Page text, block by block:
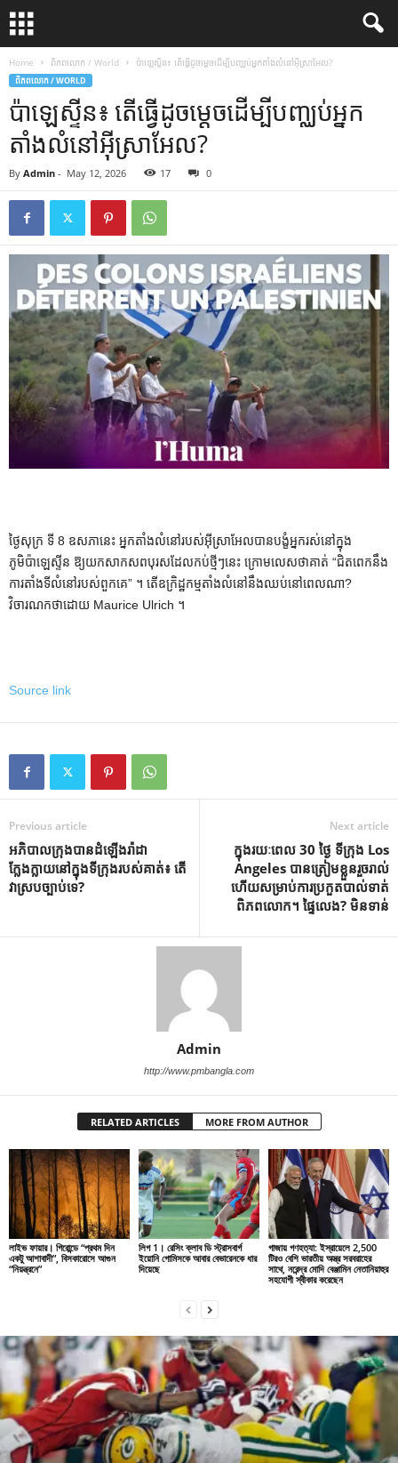
Home ពិភពលោក / World ប៉ាឡេស្ទីន៖ តើធ្វើដូចម្តេចដើម្បីបញ្ឈប់អ្នកតាំងលំនៅអ៊ីស្រាអែល?
ពិភពលោក / WORLD
ប៉ាឡេស្ទីន៖ តើធ្វើដូចម្តេចដើម្បីបញ្ឈប់អ្នក
តាំងលំនៅអ៊ីស្រាអែល?
By Admin - May 12, 2026 17 0
ថ្ងៃសុក្រ ទី 8 ឧសភានេះ អ្នកតាំងលំនៅរបស់អ៊ីស្រាអែលបានបង្ខំអ្នករស់នៅក្នុង
ភូមិប៉ាឡេស្ទីន ឱ្យយកសាកសពបុរសដែលកប់ថ្មីៗនេះ ក្រោមលេសថាគាត់ “ជិតពេកនឹង
ការតាំងទីលំនៅរបស់ពួកគេ” ។ តើ​ឧក្រិដ្ឋកម្ម​តាំង​លំនៅ​នឹង​ឈប់​នៅ​ពេល​ណា?
វិចារណកថាដោយ Maurice Ulrich ។
Source link
Previous article
អភិបាលក្រុង​បាន​ដំឡើង​រ៉ាដា​
ក្លែងក្លាយ​នៅក្នុង​ទីក្រុង​របស់គាត់៖ តើ​
វា​ស្របច្បាប់​ទេ?
Next article
ក្នុងរយៈពេល 30 ថ្ងៃ ទីក្រុង Los
Angeles បានត្រៀមខ្លួនរួចរាល់
ហើយសម្រាប់ការប្រកួតបាល់ទាត់
ពិភពលោក។ ផ្ទៃលេង? មិនទាន់
Admin
http://www.pmbangla.com
RELATED ARTICLES MORE FROM AUTHOR
লাইভ ফায়ার। গিরোন্ডে “প্রথম দিন
একটু আশাবাদী”, বিসকারোসে আগুন
“নিয়ন্ত্রনে”
লিগ 1। রেসিং ক্লাব ডি স্ট্রাসবার্গ
ইয়োনি গোমিসকে আবার বেভারেনকে ধার
দিয়েছে
গাজায় গণহত্যা: ইস্রায়েলে 2,500
টিরও বেশি ভারতীয় অস্ত্র সরবরাহের
সাথে, নরেন্দ্র মোদি বেঞ্জামিন নেতানিয়াহুর
সহযোগী স্বীকার করেছেন